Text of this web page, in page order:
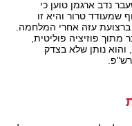
נדב ארגמן טוען כי
שמעודד טרור והיא זו
עזה אחרי המלחמה.
מתוך פוזיציה פוליטית,
והוא נותן שלא בצדק